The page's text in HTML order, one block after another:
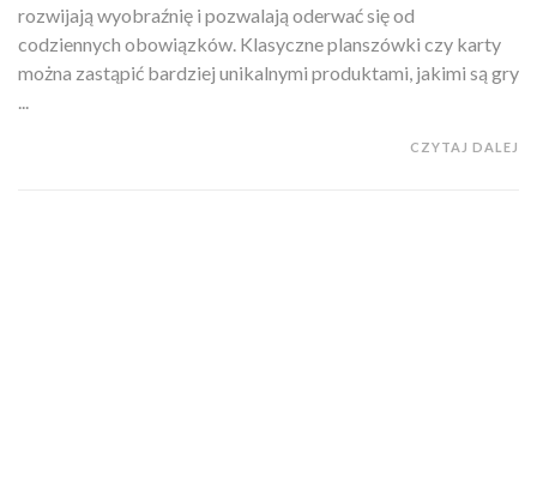
rozwijają wyobraźnię i pozwalają oderwać się od
codziennych obowiązków. Klasyczne planszówki czy karty
można zastąpić bardziej unikalnymi produktami, jakimi są gry
...
CZYTAJ DALEJ